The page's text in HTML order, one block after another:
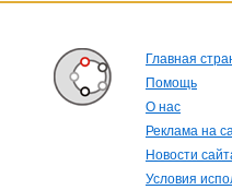
Главная
Помощь
О нас
Реклама на
Новости
Условия